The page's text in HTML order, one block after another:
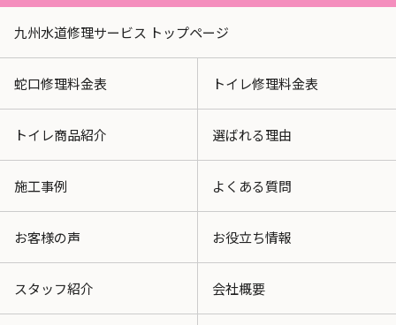
九州水道修理サービス トップページ
蛇口修理料金表 トイレ修理料金表
トイレ商品紹介 選ばれる理由
施工事例 よくある質問
お客様の声 お役立ち情報
スタッフ紹介 会社概要